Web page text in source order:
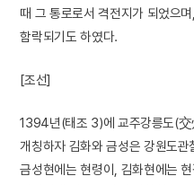
때 그 통로로서 격전지가 되었으
함락되기도 하였다.
[조선]
1394년(태조 3)에 교주강릉도(
개칭하자 김화와 금성은 강원도관
금성현에는 현령이, 김화현에는 현